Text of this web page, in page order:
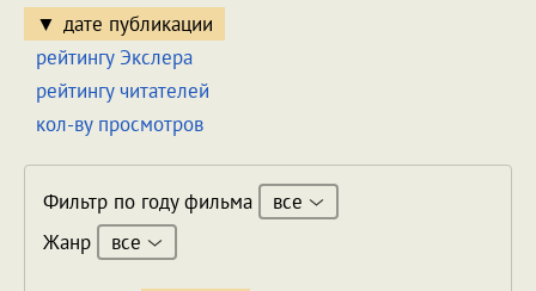
дате публикации
рейтингу Экслера
рейтингу читателей
кол-ву просмотров
Фильтр по году фильма
все
Жанр
все